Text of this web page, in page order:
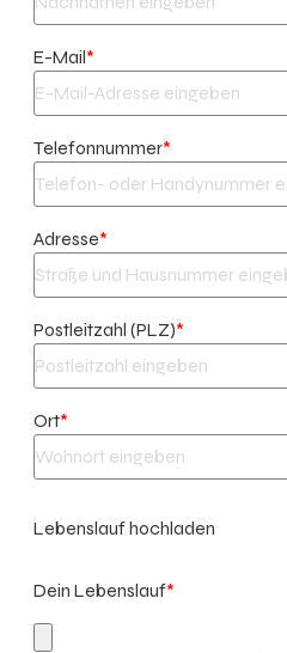
E-Mail*
Telefonnummer*
Adresse*
Postleitzahl (PLZ)*
Ort*
Lebenslauf hochladen
Dein Lebenslauf*